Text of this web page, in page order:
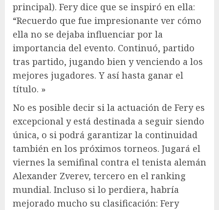
principal). Fery dice que se inspiró en ella:
“Recuerdo que fue impresionante ver cómo
ella no se dejaba influenciar por la
importancia del evento. Continuó, partido
tras partido, jugando bien y venciendo a los
mejores jugadores. Y así hasta ganar el
título. »
No es posible decir si la actuación de Fery es
excepcional y está destinada a seguir siendo
única, o si podrá garantizar la continuidad
también en los próximos torneos. Jugará el
viernes la semifinal contra el tenista alemán
Alexander Zverev, tercero en el ranking
mundial. Incluso si lo perdiera, habría
mejorado mucho su clasificación: Fery